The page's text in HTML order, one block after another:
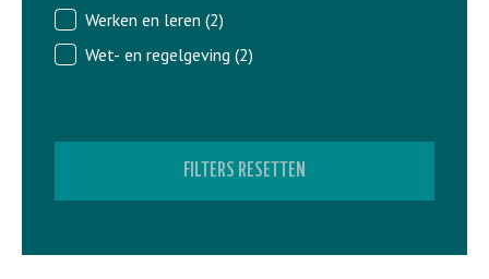
Werken en leren (2)
Wet- en regelgeving (2)
FILTERS RESETTEN